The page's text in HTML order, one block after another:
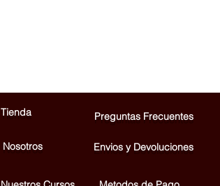
Tienda
Nosotros
Preguntas Frecuentes
Envios y Devoluciones